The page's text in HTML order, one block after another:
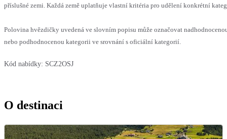
příslušné zemi. Každá země uplatňuje vlastní kritéria pro udělení konkrétní
Polovina hvězdičky uvedená ve slovním popisu může označovat
nebo podhodnocenou kategorii ve srovnání s oficiální kategorií.
Kód nabídky: SCZ2OSJ
O destinaci